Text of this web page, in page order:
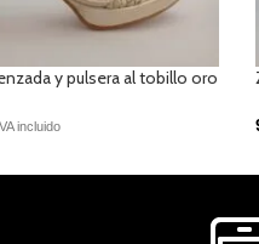
y pulsera al tobillo oro
incluido